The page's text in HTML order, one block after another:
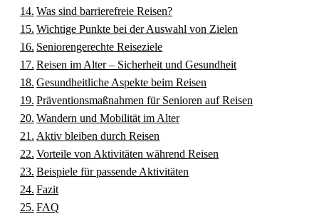
Was sind barrierefreie Reisen?
Wichtige Punkte bei der Auswahl von Zielen
Seniorengerechte Reiseziele
Reisen im Alter – Sicherheit und Gesundheit
Gesundheitliche Aspekte beim Reisen
Präventionsmaßnahmen für Senioren auf Reisen
Wandern und Mobilität im Alter
Aktiv bleiben durch Reisen
Vorteile von Aktivitäten während Reisen
Beispiele für passende Aktivitäten
Fazit
FAQ